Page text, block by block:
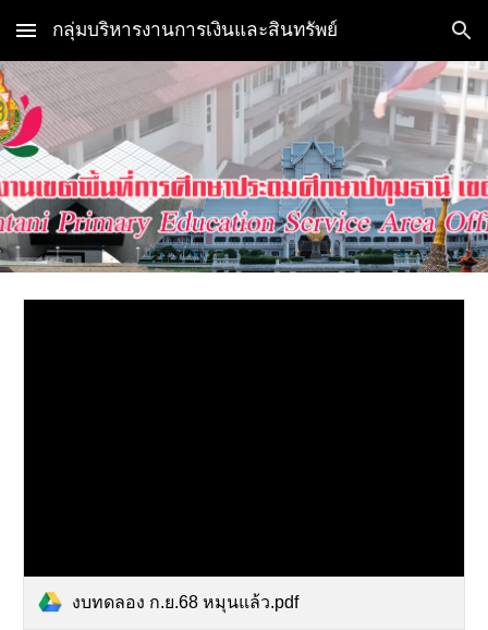
Skip to main content Skip to navigation
กลุ่มบริหารงานการเงินและสินทรัพย์
งบทดลอง ก.ย.68 หมุนแล้ว.pdf